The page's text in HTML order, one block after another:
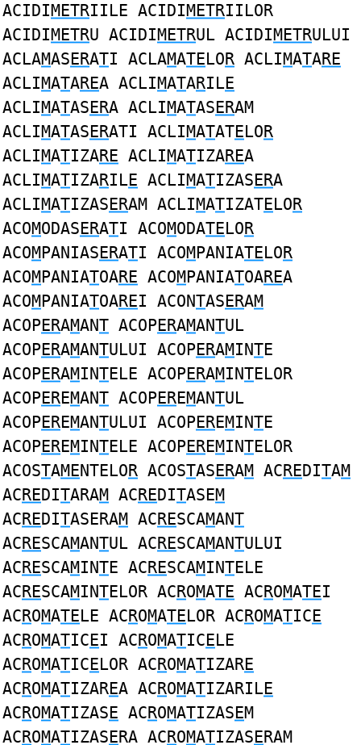
ACIDIMETRIILE ACIDIMETRIILOR
ACIDIMETRU ACIDIMETRUL ACIDIMETRULUI
ACLAMASERATI ACLAMATELOR ACLIMATARE
ACLIMATAREA ACLIMATARILE
ACLIMATASERA ACLIMATASERAM
ACLIMATASERATI ACLIMATATELOR
ACLIMATIZARE ACLIMATIZAREA
ACLIMATIZARILE ACLIMATIZASERA
ACLIMATIZASERAM ACLIMATIZATELOR
ACOMODASERATI ACOMODATELOR
ACOMPANIASERATI ACOMPANIATELOR
ACOMPANIATOARE ACOMPANIATOAREA
ACOMPANIATOAREI ACONTASERAM
ACOPERAMANT ACOPERAMANTUL
ACOPERAMANTULUI ACOPERAMINTE
ACOPERAMINTELE ACOPERAMINTELOR
ACOPEREMANT ACOPEREMANTUL
ACOPEREMANTULUI ACOPEREMINTE
ACOPEREMINTELE ACOPEREMINTELOR
ACOSTAMENTELOR ACOSTASERAM ACREDITAM
ACREDITARAM ACREDITASEM
ACREDITASERAM ACRESCAMANT
ACRESCAMANTUL ACRESCAMANTULUI
ACRESCAMINTE ACRESCAMINTELE
ACRESCAMINTELOR ACROMATE ACROMATEI
ACROMATELE ACROMATELOR ACROMATICE
ACROMATICEI ACROMATICELE
ACROMATICELOR ACROMATIZARE
ACROMATIZAREA ACROMATIZARILE
ACROMATIZASE ACROMATIZASEM
ACROMATIZASERA ACROMATIZASERAM